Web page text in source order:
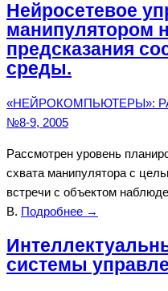
Нейросетевое
манипулятором
предсказания
среды.
«НЕЙРОКОМПЬЮТЕРЫ»:
№8-9, 2005
Рассмотрен уровень
схвата манипулятора с
встречи с объектом
В. Подробнее →
системы